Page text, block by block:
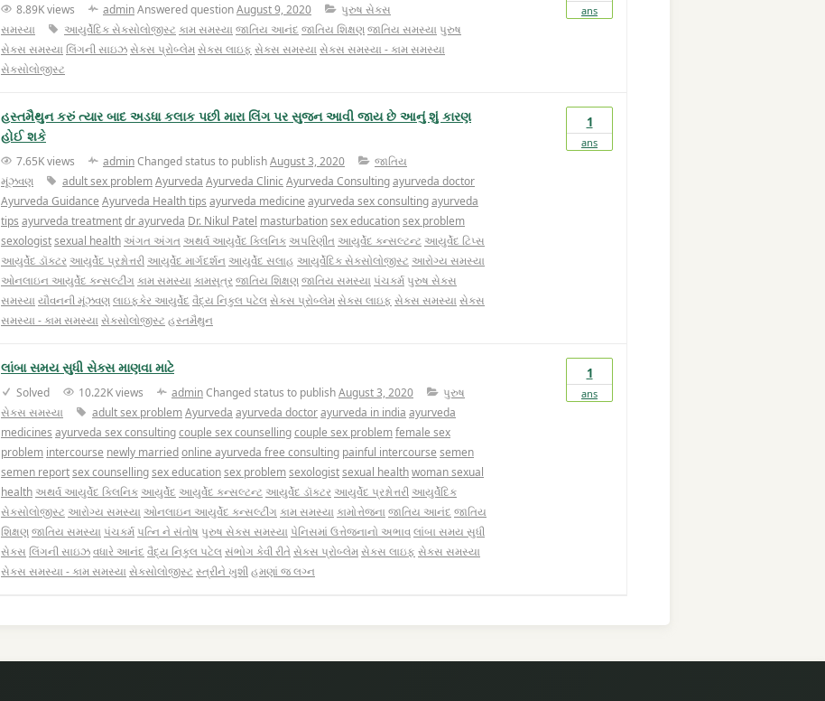
ans
8.89K views adminAnswered questionAugust 9, 2020
પુરુષ સેક્સ
સમસ્યા
આયુર્વેદિક સેક્સોલોજીસ્ટકામ સમસ્યા જાતિય આનંદ જાતિય શિક્ષણજાતિય સમસ્યા પુરુષ
સેક્સ સમસ્યા લિંગની સાઇઝસેક્સ પ્રોબ્લેમસેક્સ લાઇફ સેક્સ સમસ્યા સેક્સ સમસ્યા - કામ સમસ્યા
સેક્સોલોજીસ્ટ
1
ans
હસ્તમૈથુન કરું ત્યાર બાદ અડધા કલાક પછી મારા લિંગ પર સુજન આવી જાય છે આનું શું કારણ
હોઈ શકે
7.65K views adminChanged status to publishAugust 3, 2020
જાતિય
મૂંઝવણ
adult sex problemAyurveda Ayurveda Clinic Ayurveda Consultingayurveda doctor
Ayurveda Guidance Ayurveda Health tips ayurveda medicine ayurveda sex consultingayurveda
tips ayurveda treatmentdr ayurveda Dr. Nikul Patel masturbationsex educationsex problem
sexologistsexual health અંગત અંગત અથર્વ આયુર્વેદ ક્લિનિક અપરિણીત આયુર્વેદ કન્સલ્ટન્ટ આયુર્વેદ ટિપ્સ
આયુર્વેદ ડૉક્ટર આયુર્વેદ પ્રશ્નોત્તરી આયુર્વેદ માર્ગદર્શન આયુર્વેદ સલાહ આયુર્વેદિક સેક્સોલોજીસ્ટ આરોગ્ય સમસ્યા
ઓનલાઇન આયુર્વેદ કન્સલ્ટીંગ કામ સમસ્યા કામસૂત્રજાતિય શિક્ષણજાતિય સમસ્યા પંચકર્મ પુરુષ સેક્સ
સમસ્યા યૌવનની મૂંઝવણલાઇફકેર આયુર્વેદ વૈદ્ય નિકુલ પટેલસેક્સ પ્રોબ્લેમસેક્સ લાઇફ સેક્સ સમસ્યા સેક્સ
સમસ્યા - કામ સમસ્યા સેક્સોલોજીસ્ટહસ્તમૈથુન
1
ans
લાંબા સમય સુધી સેક્સ માણવા માટે
Solved 10.22K views adminChanged status to publishAugust 3, 2020
પુરુષ
સેક્સ સમસ્યા
adult sex problemAyurveda ayurveda doctorayurveda in india ayurveda
medicines ayurveda sex consultingcouple sex counsellingcouple sex problemfemale sex
problem intercourse newly marriedonline ayurveda free consulting painful intercourse semen
semen reportsex counsellingsex educationsex problemsexologistsexual healthwoman sexual
health અથર્વ આયુર્વેદ ક્લિનિક આયુર્વેદ આયુર્વેદ કન્સલ્ટન્ટ આયુર્વેદ ડૉક્ટર આયુર્વેદ પ્રશ્નોત્તરી આયુર્વેદિક
સેક્સોલોજીસ્ટ આરોગ્ય સમસ્યા ઓનલાઇન આયુર્વેદ કન્સલ્ટીંગ કામ સમસ્યા કામોત્તેજના જાતિય આનંદ જાતિય
શિક્ષણજાતિય સમસ્યા પંચકર્મ પત્નિ ને સંતોષ પુરુષ સેક્સ સમસ્યા પેનિસમાં ઉત્તેજનાનો અભાવલાંબા સમય સુધી
સેક્સ લિંગની સાઇઝવધારે આનંદ વૈદ્ય નિકુલ પટેલસંભોગ કેવી રીતેસેક્સ પ્રોબ્લેમસેક્સ લાઇફ સેક્સ સમસ્યા
સેક્સ સમસ્યા - કામ સમસ્યા સેક્સોલોજીસ્ટસ્ત્રીને ખુશીહમણાં જ લગ્ન